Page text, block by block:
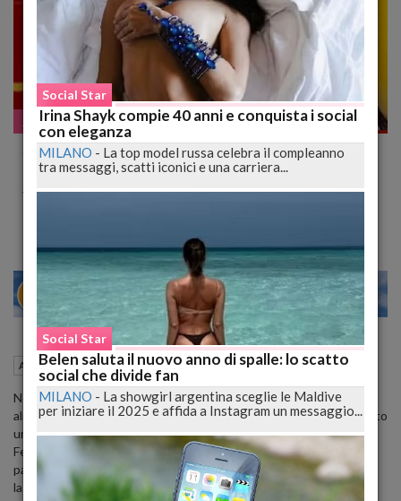
Assurdo ma vero
Stop alla Vendita dell'Happy Meal e
dell'Ovetto Kinder, da Oggi il Divieto alla
Vendita
MILANO 20 26
Assurdo ma vero 27 Giugno 2016 17:34
Nella lotta all'obesità infantile non si risparmiano colpi all'industria
alimentare della cioccolata e al fast food. Il Cile sembra aver trovato
una soluzione nello stop alla vendita dell’ovetto Kinder della
Ferrero e dell’Happy Meal di McDonald’s. Divieto che scatta a
partire da oggi 27 giugno e che fa parte della 'Ley de Etiquetados',
la nuova legge sulle etichettature, come rende noto la stampa
Social Star
Irina Shayk compie 40 anni e conquista i social
con eleganza
MILANO - La top model russa celebra il compleanno
tra messaggi, scatti iconici e una carriera...
Social Star
Belen saluta il nuovo anno di spalle: lo scatto
social che divide fan
MILANO - La showgirl argentina sceglie le Maldive
per iniziare il 2025 e affida a Instagram un messaggio...